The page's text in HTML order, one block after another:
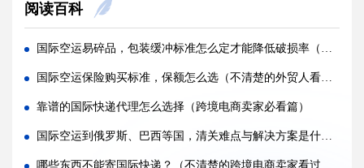
国际空运计费重与实际重、体积重怎么换算（国际空运干货知识分享）
普通货物走国际空运最低多少公斤起运（不清楚的外贸人看过来）
国际空运和国际快递到底有哪些核心区别（国际物流干货知识分享）
国际空运计费重与实际重、体积重怎么换算（国际空运干货知识分享）
国际空运客机和全货机分别适合运什么货物（国际空运干货知识分享）
如何查询国际快递实时物流轨迹?(国际快递干货知识分享)
阅读百科
国际空运易碎品，包装缓冲标准怎么定才能降低破损率（跨境电商卖家必看篇）
国际空运保险购买标准，保额怎么选（不清楚的外贸人看过来）
靠谱的国际快递代理怎么选择（跨境电商卖家必看篇）
国际空运到俄罗斯、巴西等国，清关难点与解决方案是什么（国际空运干货知识分享）
哪些东西不能寄国际快递？（不清楚的跨境电商卖家看过来）